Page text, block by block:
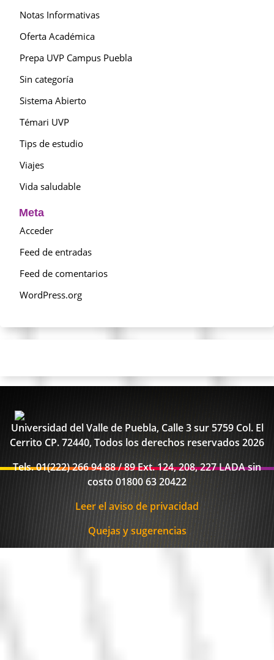
Notas Informativas
Oferta Académica
Prepa UVP Campus Puebla
Sin categoría
Sistema Abierto
Témari UVP
Tips de estudio
Viajes
Vida saludable
Meta
Acceder
Feed de entradas
Feed de comentarios
WordPress.org
Universidad del Valle de Puebla, Calle 3 sur 5759 Col. El
Cerrito CP. 72440, Todos los derechos reservados 2026
Tels. 01(222) 266 94 88 / 89 Ext. 124, 208, 227 LADA sin
costo 01800 63 20422
Leer el aviso de privacidad
Quejas y sugerencias